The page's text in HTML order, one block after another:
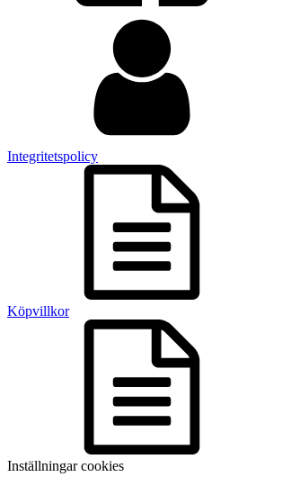
Integritetspolicy
Köpvillkor
Inställningar cookies